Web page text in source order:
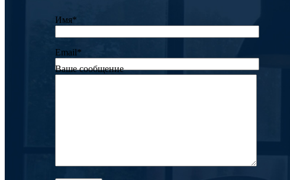
Имя*
Email*
Ваше сообщение